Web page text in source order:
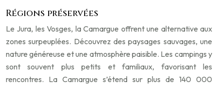
Régions préservées
Le Jura, les Vosges, la Camargue offrent une alternative aux
zones surpeuplées. Découvrez des paysages sauvages, une
nature généreuse et une atmosphère paisible. Les campings y
sont souvent plus petits et familiaux, favorisant les
rencontres. La Camargue s’étend sur plus de 140 000